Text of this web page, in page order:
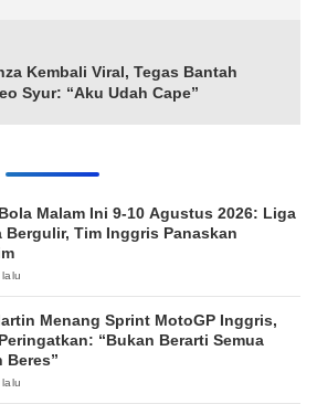
Kembali Viral, Tegas Bantah
Syur: “Aku Udah Cape”
Malam Ini 9-10 Agustus 2026: Liga
Bergulir, Tim Inggris Panaskan
Menang Sprint MotoGP Inggris,
“Bukan Berarti Semua
Beres”